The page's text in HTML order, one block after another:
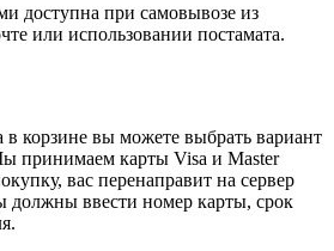
доступна при самовывозе из
или использовании постамата.
корзине вы можете выбрать вариант
принимаем карты Visa и Master
вас перенаправит на сервер
должны ввести номер карты, срок